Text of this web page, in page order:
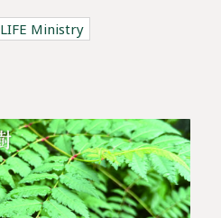
LIFE Ministry